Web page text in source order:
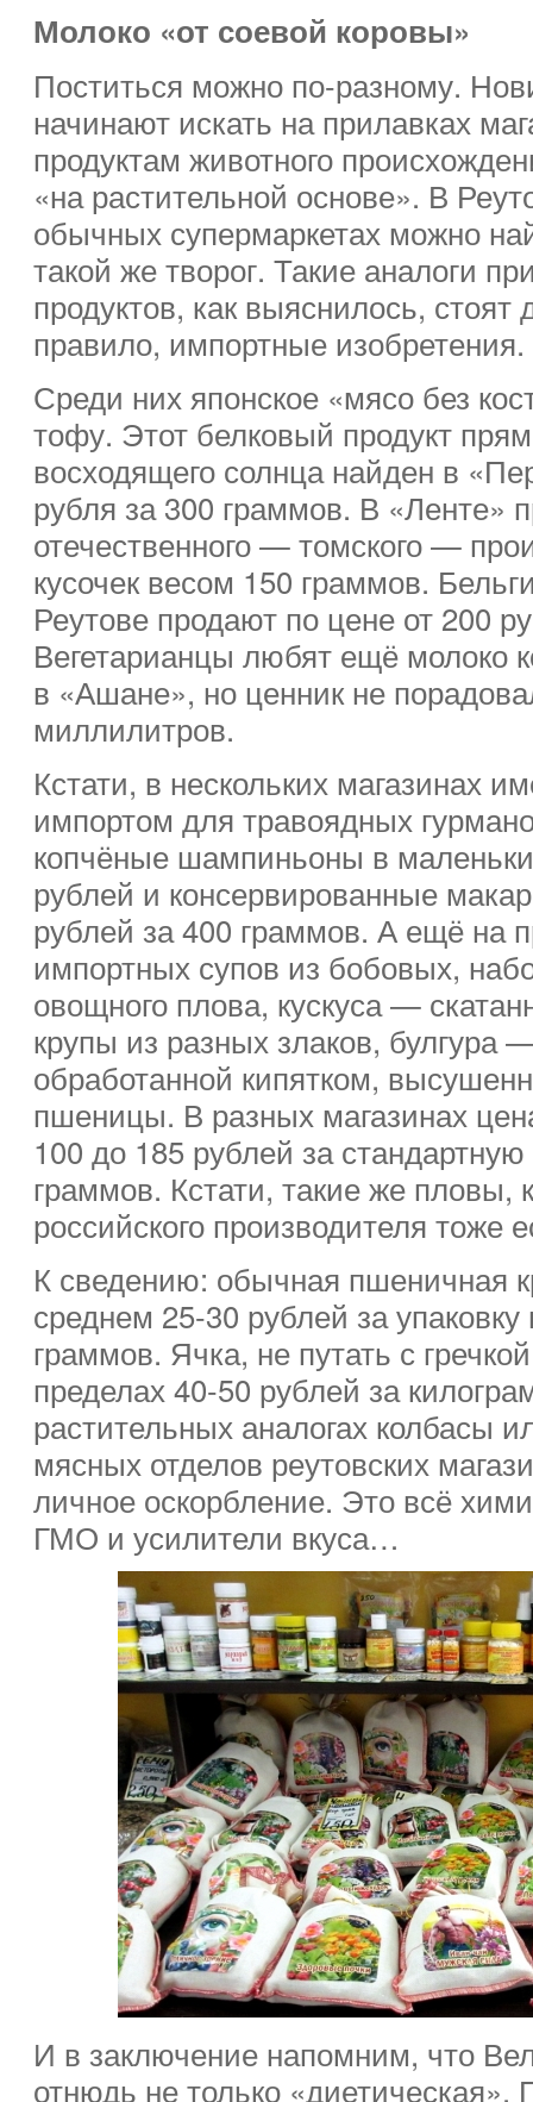
Молоко «от соевой коровы»
Поститься можно по-разному.
начинают искать на прилавках
продуктам животного
«на растительной основе». В
обычных супермаркетах можно
такой же творог. Такие аналоги
продуктов, как выяснилось, стоят
правило, импортные изобретения.
Среди них японское «мясо без
тофу. Этот белковый продукт
восходящего солнца найден в
рубля за 300 граммов. В «Ленте»
отечественного — томского —
кусочек весом 150 граммов.
Реутове продают по цене от 200
Вегетарианцы любят ещё молоко
в «Ашане», но ценник не
миллилитров.
Кстати, в нескольких магазинах
импортом для травоядных
копчёные шампиньоны в
рублей и консервированные
рублей за 400 граммов. А ещё на
импортных супов из бобовых,
овощного плова, кускуса —
крупы из разных злаков, булгура
обработанной кипятком,
пшеницы. В разных магазинах
100 до 185 рублей за
граммов. Кстати, такие же пловы,
российского производителя тоже
К сведению: обычная пшеничная
среднем 25-30 рублей за
граммов. Ячка, не путать с
пределах 40-50 рублей за
растительных аналогах колбасы
мясных отделов реутовских
личное оскорбление. Это всё
ГМО и усилители вкуса…
И в заключение напомним, что
отнюдь не только